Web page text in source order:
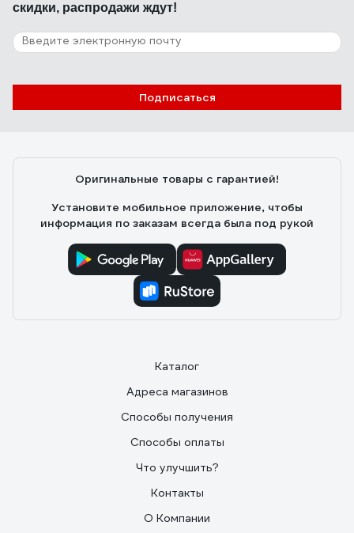
скидки, распродажи ждут!
Подписаться
Оригинальные товары с гарантией!
Установите мобильное приложение, чтобы
информация по заказам всегда была под рукой
Каталог
Адреса магазинов
Способы получения
Способы оплаты
Что улучшить?
Контакты
О Компании